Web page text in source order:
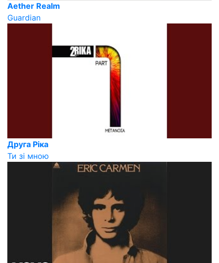
Aether Realm
Guardian
Друга Ріка
Ти зі мною